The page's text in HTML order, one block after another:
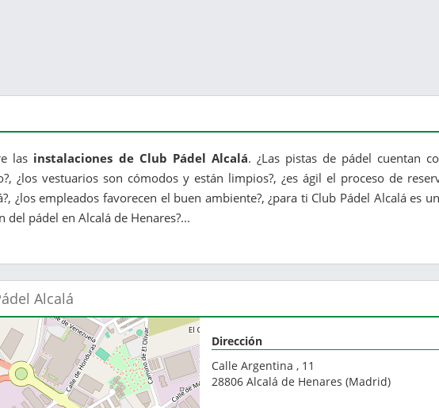
las instalaciones de Club Pádel Alcalá. ¿Las pistas de pádel cuentan
¿los vestuarios son cómodos y están limpios?, ¿es ágil el proceso de
¿los empleados favorecen el buen ambiente?, ¿para ti Club Pádel Alcalá es
del pádel en Alcalá de Henares?...
Alcalá
Dirección
Calle Argentina , 11
28806 Alcalá de Henares (Madrid)